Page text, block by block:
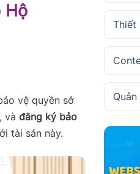
Hộ
vệ quyền sở
và đăng ký bảo
tài sản này.
Thiết